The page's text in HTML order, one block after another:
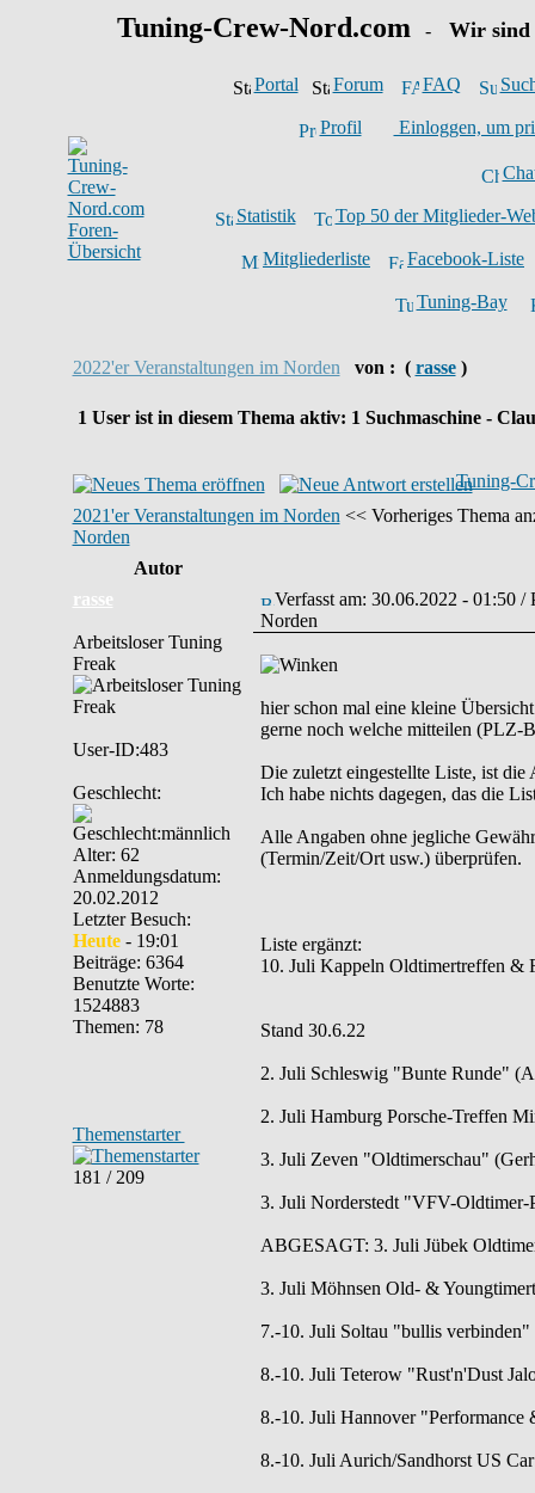
Tuning-Crew-Nord.com - Wir sind
Portal Forum FAQ
Profil Einloggen, um
Statistik Top 50 der Mitglieder-
Mitgliederliste Facebook-Liste
Tuning-Bay
2022'er Veranstaltungen im Norden von : ( rasse)
1 User ist in diesem Thema aktiv: 1 Suchmaschine -
Tuning-
2021'er Veranstaltungen im Norden << Vorheriges Thema
Norden
Autor
rasse
Arbeitsloser Tuning
Freak
User-ID:483
Geschlecht:
Alter: 62
Anmeldungsdatum:
20.02.2012
Letzter Besuch:
Heute- 19:01
Beiträge: 6364
Benutzte Worte:
1524883
Themen: 78
Themenstarter
181 / 209
Verfasst am: 30.06.2022 - 01:50 /
Norden
hier schon mal eine kleine
gerne noch welche mitteilen (PLZ-
Die zuletzt eingestellte Liste, ist
Ich habe nichts dagegen, das die
Alle Angaben ohne jegliche
(Termin/Zeit/Ort usw.) überprüfen.
Liste ergänzt:
10. Juli Kappeln Oldtimertreffen &
Stand 30.6.22
2. Juli Schleswig "Bunte Runde"
2. Juli Hamburg Porsche-Treffen
3. Juli Zeven "Oldtimerschau"
3. Juli Norderstedt "VFV-
ABGESAGT: 3. Juli Jübek
3. Juli Möhnsen Old- &
7.-10. Juli Soltau "bullis
8.-10. Juli Teterow "Rust'n'Dust
8.-10. Juli Hannover "Performance
8.-10. Juli Aurich/Sandhorst US